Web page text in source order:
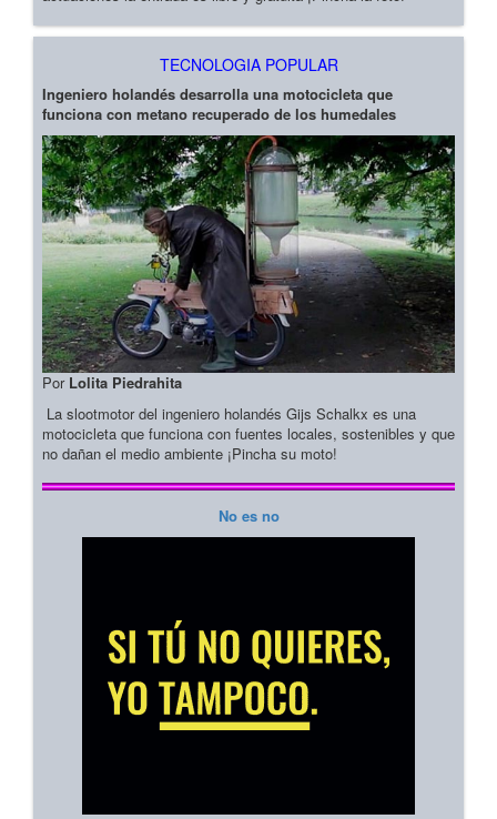
TECNOLOGIA POPULAR
Ingeniero holandés desarrolla una motocicleta que
funciona con metano recuperado de los humedales
Por Lolita Piedrahita
La slootmotor del ingeniero holandés Gijs Schalkx es una
motocicleta que funciona con fuentes locales, sostenibles y que
no dañan el medio ambiente ¡Pincha su moto!
No es no